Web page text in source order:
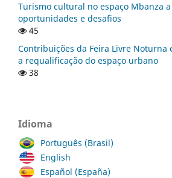
Turismo cultural no espaço Mbanza
oportunidades e desafios
45
Contribuições da Feira Livre Noturna
a requalificação do espaço urbano
38
Idioma
Português (Brasil)
English
Español (España)